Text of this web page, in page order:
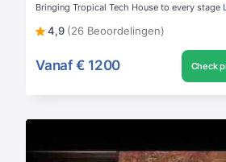
Bringing Tropical Tech House to every stage
4,9 (26 Beoordelingen)
Vanaf € 1200 Check